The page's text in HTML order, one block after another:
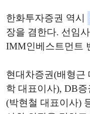
한화투자증권 역시
장을 겸한다. 선임
IMM인베스트먼트
현대차증권(배형근
학 대표이사), DB
(박현철 대표이사)